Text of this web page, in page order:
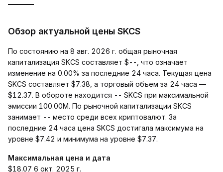
Обзор актуальной цены SKCS
По состоянию на 8 авг. 2026 г. общая рыночная
капитализация SKCS составляет $--, что означает
изменение на 0.00% за последние 24 часа. Текущая цена
SKCS составляет $7.38, а торговый объем за 24 часа —
$12.37. В обороте находится -- SKCS при максимальной
эмиссии 100.00M. По рыночной капитализации SKCS
занимает -- место среди всех криптовалют. За
последние 24 часа цена SKCS достигала максимума на
уровне $7.42 и минимума на уровне $7.37.
Максимальная цена и дата
$18.07 6 окт. 2025 г.